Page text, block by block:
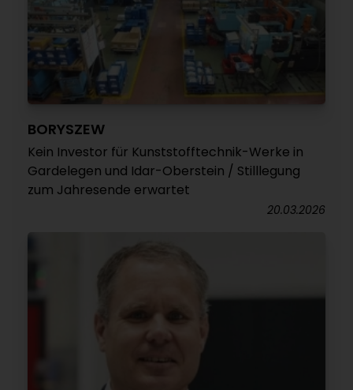
BORYSZEW
Kein Investor für Kunststofftechnik-Werke in
Gardelegen und Idar-Oberstein / Stilllegung
zum Jahresende erwartet
20.03.2026